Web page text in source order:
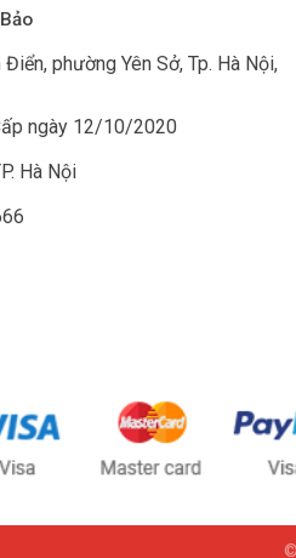
phường Yên Sở, Tp. Hà Nội,
ngày 12/10/2020
Hà Nội